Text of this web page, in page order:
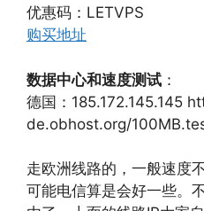
优惠码：LETVPS
购买地址
数据中心和速度测试 ：
德国：185.172.145.145
de.obhost.org/
走欧洲线路的，一般速度
可能电信算是会好一些。